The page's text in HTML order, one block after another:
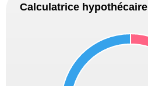
Calculatrice hypothécaire